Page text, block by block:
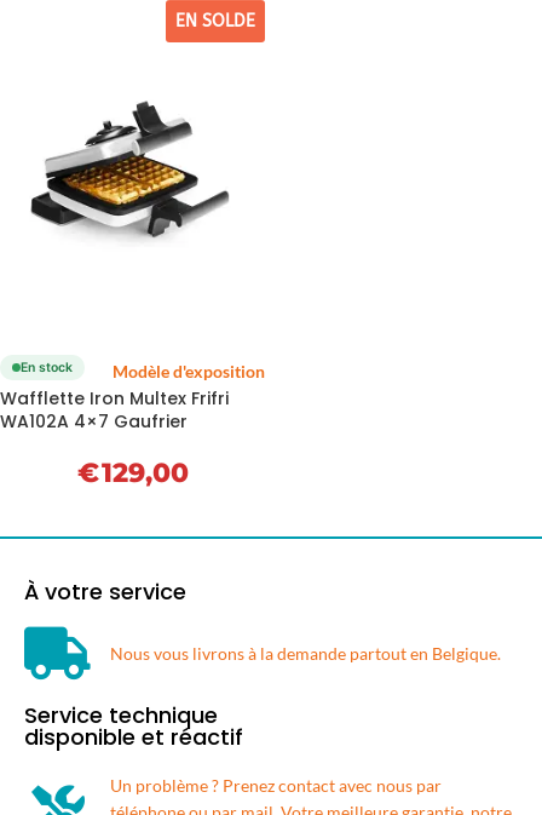
Modèle d'exposition
EN SOLDE
En stock
Wafflette Iron Multex Frifri
WA102A 4×7 Gaufrier
€129,00
À votre service
Nous vous livrons à la demande partout en Belgique.​
Service technique
disponible et réactif
Un problème ? Prenez contact avec nous par